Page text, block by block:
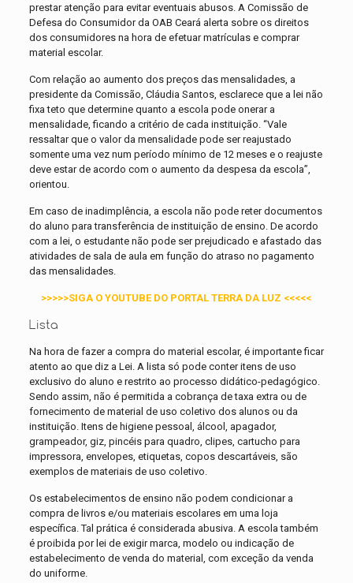
prestar atenção para evitar eventuais abusos. A Comissão de
Defesa do Consumidor da OAB Ceará alerta sobre os direitos
dos consumidores na hora de efetuar matrículas e comprar
material escolar.
Com relação ao aumento dos preços das mensalidades, a
presidente da Comissão, Cláudia Santos, esclarece que a lei não
fixa teto que determine quanto a escola pode onerar a
mensalidade, ficando a critério de cada instituição. “Vale
ressaltar que o valor da mensalidade pode ser reajustado
somente uma vez num período mínimo de 12 meses e o reajuste
deve estar de acordo com o aumento da despesa da escola”,
orientou.
Em caso de inadimplência, a escola não pode reter documentos
do aluno para transferência de instituição de ensino. De acordo
com a lei, o estudante não pode ser prejudicado e afastado das
atividades de sala de aula em função do atraso no pagamento
das mensalidades.
>>>>>SIGA O YOUTUBE DO PORTAL TERRA DA LUZ <<<<<
Lista
Na hora de fazer a compra do material escolar, é importante ficar
atento ao que diz a Lei. A lista só pode conter itens de uso
exclusivo do aluno e restrito ao processo didático-pedagógico.
Sendo assim, não é permitida a cobrança de taxa extra ou de
fornecimento de material de uso coletivo dos alunos ou da
instituição. Itens de higiene pessoal, álcool, apagador,
grampeador, giz, pincéis para quadro, clipes, cartucho para
impressora, envelopes, etiquetas, copos descartáveis, são
exemplos de materiais de uso coletivo.
Os estabelecimentos de ensino não podem condicionar a
compra de livros e/ou materiais escolares em uma loja
específica. Tal prática é considerada abusiva. A escola também
é proibida por lei de exigir marca, modelo ou indicação de
estabelecimento de venda do material, com exceção da venda
do uniforme.